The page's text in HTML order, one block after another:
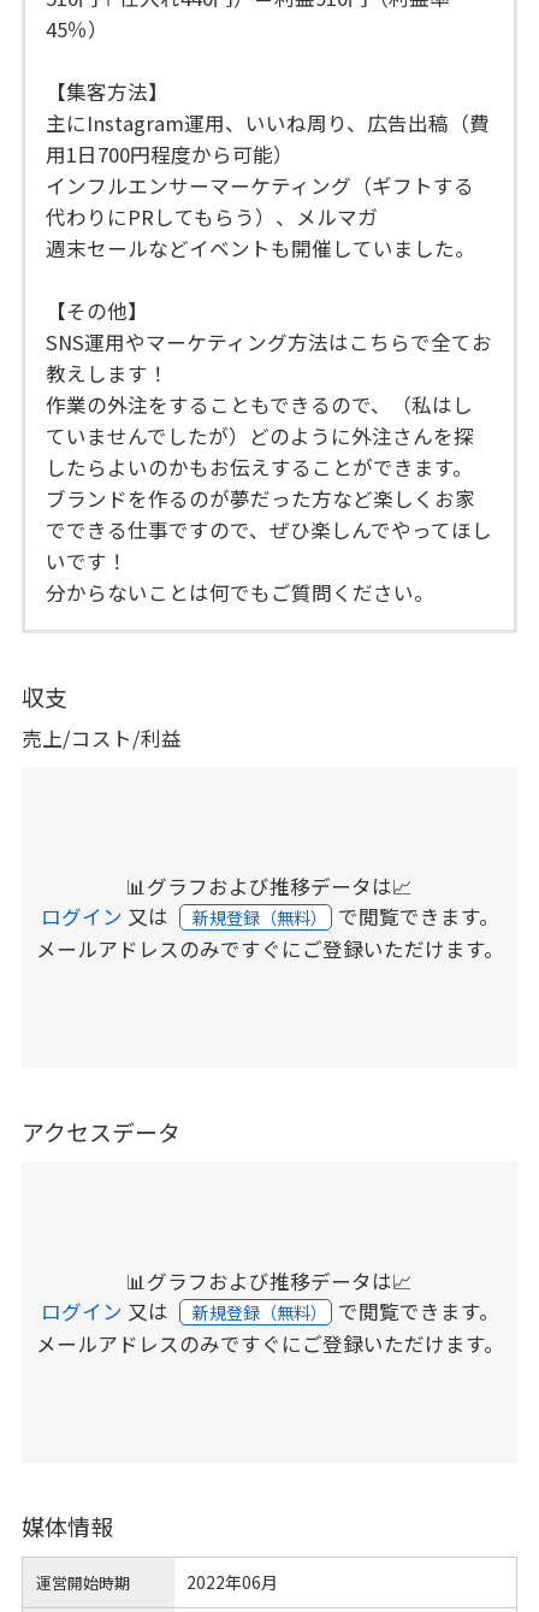
45％）
【集客方法】
主にInstagram運用、いいね周り、広告出稿（費
用1日700円程度から可能）
インフルエンサーマーケティング（ギフトする
代わりにPRしてもらう）、メルマガ
週末セールなどイベントも開催していました。
【その他】
SNS運用やマーケティング方法はこちらで全てお
教えします！
作業の外注をすることもできるので、（私はし
ていませんでしたが）どのように外注さんを探
したらよいのかもお伝えすることができます。
ブランドを作るのが夢だった方など楽しくお家
でできる仕事ですので、ぜひ楽しんでやってほし
いです！
分からないことは何でもご質問ください。
収支
売上/コスト/利益
📊グラフおよび推移データは📈
ログイン 又は 新規登録（無料） で閲覧できます。
メールアドレスのみですぐにご登録いただけます。
アクセスデータ
📊グラフおよび推移データは📈
ログイン 又は 新規登録（無料） で閲覧できます。
メールアドレスのみですぐにご登録いただけます。
媒体情報
運営開始時期 2022年06月